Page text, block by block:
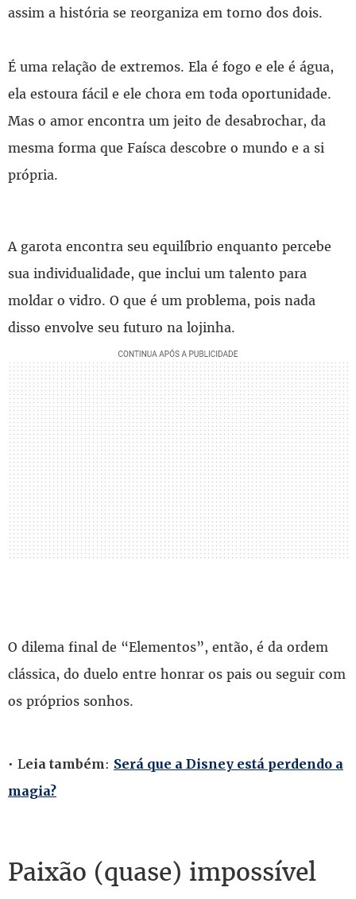
assim a história se reorganiza em torno dos dois.
É uma relação de extremos. Ela é fogo e ele é água,
ela estoura fácil e ele chora em toda oportunidade.
Mas o amor encontra um jeito de desabrochar, da
mesma forma que Faísca descobre o mundo e a si
própria.
A garota encontra seu equilíbrio enquanto percebe
sua individualidade, que inclui um talento para
moldar o vidro. O que é um problema, pois nada
disso envolve seu futuro na lojinha.
O dilema final de “Elementos”, então, é da ordem
clássica, do duelo entre honrar os pais ou seguir com
os próprios sonhos.
• Leia também: Será que a Disney está perdendo a
magia?
Paixão (quase) impossível